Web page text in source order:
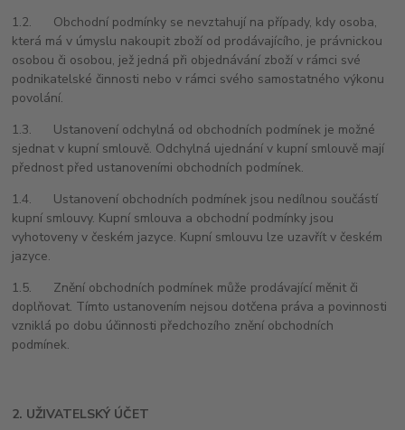
1.2. Obchodní podmínky se nevztahují na případy, kdy osoba,
která má v úmyslu nakoupit zboží od prodávajícího, je právnickou
osobou či osobou, jež jedná při objednávání zboží v rámci své
podnikatelské činnosti nebo v rámci svého samostatného výkonu
povolání.
1.3. Ustanovení odchylná od obchodních podmínek je možné
sjednat v kupní smlouvě. Odchylná ujednání v kupní smlouvě mají
přednost před ustanoveními obchodních podmínek.
1.4. Ustanovení obchodních podmínek jsou nedílnou součástí
kupní smlouvy. Kupní smlouva a obchodní podmínky jsou
vyhotoveny v českém jazyce. Kupní smlouvu lze uzavřít v českém
jazyce.
1.5. Znění obchodních podmínek může prodávající měnit či
doplňovat. Tímto ustanovením nejsou dotčena práva a povinnosti
vzniklá po dobu účinnosti předchozího znění obchodních
podmínek.
2. UŽIVATELSKÝ ÚČET